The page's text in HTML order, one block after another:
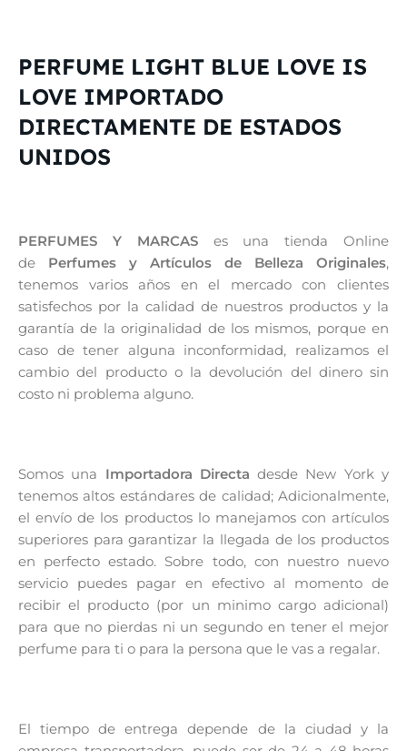
PERFUME LIGHT BLUE LOVE IS
LOVE IMPORTADO
DIRECTAMENTE DE ESTADOS
UNIDOS
PERFUMES Y MARCASes una tienda Online
de Perfumes y Artículos de Belleza Originales,
tenemos varios años en el mercado con clientes
satisfechos por la calidad de nuestros productos y la
garantía de la originalidad de los mismos, porque en
caso de tener alguna inconformidad, realizamos el
cambio del producto o la devolución del dinero sin
costo ni problema alguno.
Somos una Importadora Directa desde New York y
tenemos altos estándares de calidad; Adicionalmente,
el envío de los productos lo manejamos con artículos
superiores para garantizar la llegada de los productos
en perfecto estado. Sobre todo, con nuestro nuevo
servicio puedes pagar en efectivo al momento de
recibir el producto (por un minimo cargo adicional)
para que no pierdas ni un segundo en tener el mejor
perfume para ti o para la persona que le vas a regalar.
El tiempo de entrega depende de la ciudad y la